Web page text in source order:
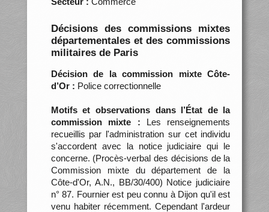
Décisions des commissions mixtes
départementales et des commissions
militaires de Paris
Décision de la commission mixte Côte-
d’Or : Police correctionnelle
Motifs et observations dans l’État de la
commission mixte : Les renseignements
recueillis par l'administration sur cet individu
s'accordent avec la notice judiciaire qui le
concerne. (Procès-verbal des décisions de la
Commission mixte du département de la
Côte-d'Or, A.N., BB/30/400) Notice judiciaire
n° 87. Fournier est peu connu à Dijon qu'il est
venu habiter récemment. Cependant l'ardeur